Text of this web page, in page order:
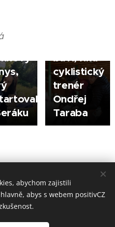
baví, říká
cyklistický
trenér
Ondřej
Taraba
Všechna práva vyhrazena.
1405/3, 790 01 Jeseník, IČ: 699 98
abychom zajistili
abys s webem positivCZ